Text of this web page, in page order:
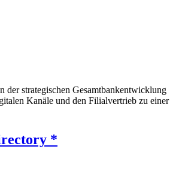
der strategischen Gesamtbankentwicklung
Kanäle und den Filialvertrieb zu einer
*